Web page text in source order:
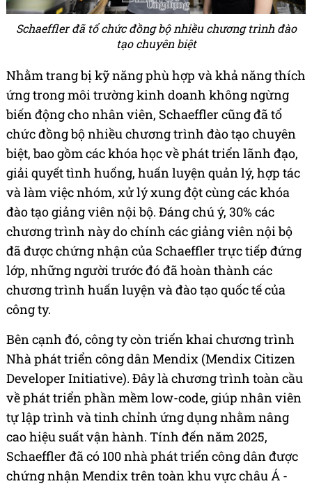
Schaeffler đã tổ chức đồng bộ nhiều chương trình đào
tạo chuyên biệt
Nhằm trang bị kỹ năng phù hợp và khả năng thích
ứng trong môi trường kinh doanh không ngừng
biến động cho nhân viên, Schaeffler cũng đã tổ
chức đồng bộ nhiều chương trình đào tạo chuyên
biệt, bao gồm các khóa học về phát triển lãnh đạo,
giải quyết tình huống, huấn luyện quản lý, hợp tác
và làm việc nhóm, xử lý xung đột cùng các khóa
đào tạo giảng viên nội bộ. Đáng chú ý, 30% các
chương trình này do chính các giảng viên nội bộ
đã được chứng nhận của Schaeffler trực tiếp đứng
lớp, những người trước đó đã hoàn thành các
chương trình huấn luyện và đào tạo quốc tế của
công ty.
Bên cạnh đó, công ty còn triển khai chương trình
Nhà phát triển công dân Mendix (Mendix Citizen
Developer Initiative). Đây là chương trình toàn cầu
về phát triển phần mềm low-code, giúp nhân viên
tự lập trình và tinh chỉnh ứng dụng nhằm nâng
cao hiệu suất vận hành. Tính đến năm 2025,
Schaeffler đã có 100 nhà phát triển công dân được
chứng nhận Mendix trên toàn khu vực châu Á -